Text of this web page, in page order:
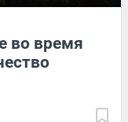
во время